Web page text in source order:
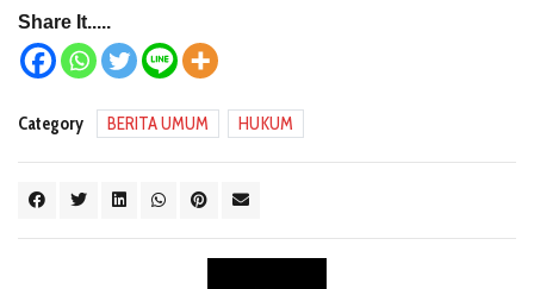
Share It.....
Category BERITA UMUM HUKUM